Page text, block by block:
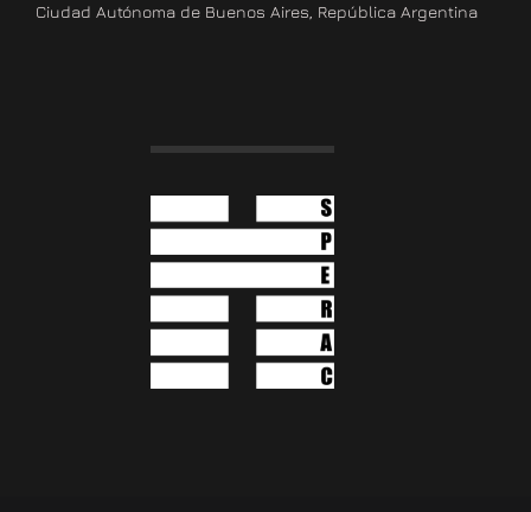
Ciudad Autónoma de Buenos Aires, República Argentina